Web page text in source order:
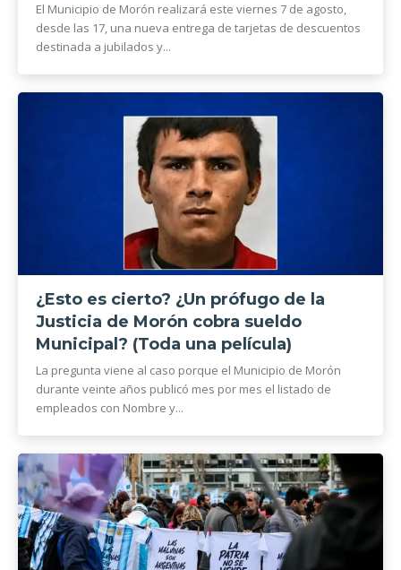
El Municipio de Morón realizará este viernes 7 de agosto,
desde las 17, una nueva entrega de tarjetas de descuentos
destinada a jubilados y...
¿Esto es cierto? ¿Un prófugo de la
Justicia de Morón cobra sueldo
Municipal? (Toda una película)
La pregunta viene al caso porque el Municipio de Morón
durante veinte años publicó mes por mes el listado de
empleados con Nombre y...